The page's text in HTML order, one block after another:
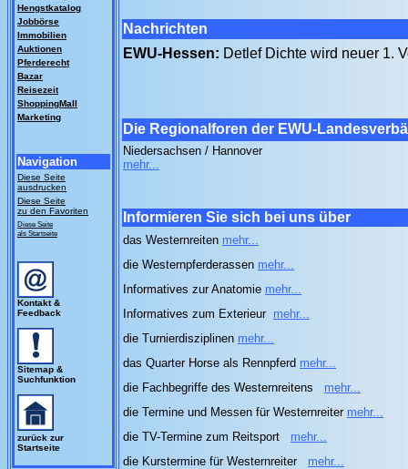
Hengstkatalog
Jobbörse
Immobilien
Auktionen
Pferderecht
Bazar
Reisezeit
ShoppingMall
Marketing
Navigation
Diese Seite
ausdrucken
Diese Seite
zu den Favoriten
Diese Seite
als Startseite
Kontakt &
Feedback
Sitemap &
Suchfunktion
zurück zur
Startseite
Nachrichten
EWU-Hessen: Detlef Dichte wird neuer 1.
Die Regionalforen der EWU-
Niedersachsen / Hannover
mehr...
Informieren Sie sich bei uns über
das Westernreiten mehr...
die Westernpferderassen mehr...
Informatives zur Anatomie mehr...
Informatives zum Exterieur mehr...
die Turnierdisziplinen mehr...
das Quarter Horse als Rennpferd mehr...
die Fachbegriffe des Westernreitens
mehr...
die Termine und Messen für Westernreiter mehr...
die TV-Termine zum Reitsport
mehr...
die Kurstermine für Westernreiter
mehr...